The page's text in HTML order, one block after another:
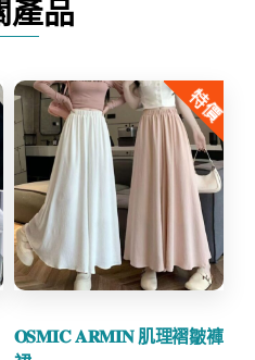
產品
特價
𝐎𝐒𝐌𝐈𝐂 𝐀𝐑𝐌𝐈𝐍 肌理褶皺褲
Share